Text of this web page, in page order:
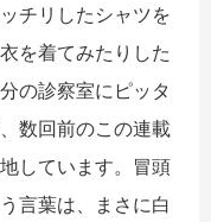
チリしたシャツを
を着てみたりした
の診察室にピッタ
数回前のこの連載
しています。冒頭
言葉は、まさに白